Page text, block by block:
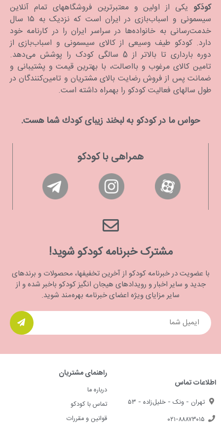
کودَکو یکی از اولین و معتبرترین فروشگاههای تمام آنلاین
سیسمونی و اسباب‌بازی در ایران است که نزدیک به ۱۵ سال
خدمت‌رسانی به خانواده‌ها در سراسر ایران را در کارنامه خود
دارد. كودكو طیف وسیعی از کالای سیسمونی و اسباب‌بازی از
دوره بارداری تا بالاتر از 5 سالگی کودک را پوشش می‌دهد.
تامین کالای مرغوب و بااصالت، با بهترین قیمت و پشتیبانی و
ضمانت پس از فروش رضایت بالای مشتریان و تامین‌کنندگان در
طول سالهای فعالیت کودکو را بهمراه داشته است.
حواس ما در كودكو به لبخند زیبای كودك شما هست.
همراهی با کودکو
مشترک خبرنامه کودکو شوید!
با عضویت در خبرنامه کودکو از آخرین تخفیفها، محصولات و برندهای
جدید و سایر اخبار و رویدادهای هیجان انگیز کودکو باخبر شده و از
سایر مزایای ویژه اعضای خبرنامه بهره‌مند شوید.
اطلاعات تماس
تهران - ونک - خلیل‌زاده - ۵۳
۰۲۱-۸۸۸۷۳۰۱۵
راهنمای مشتریان
درباره ما
تماس با کودکو
قوانین و مقررات